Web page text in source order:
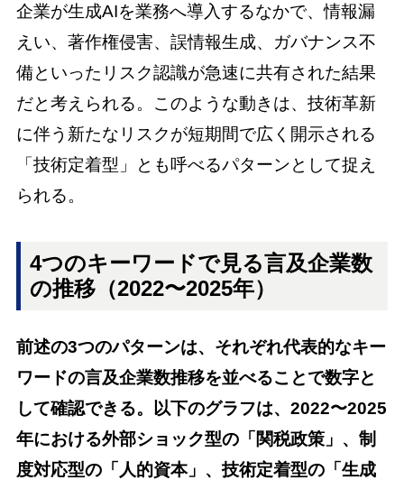
企業が生成AIを業務へ導入するなかで、情報漏
えい、著作権侵害、誤情報生成、ガバナンス不
備といったリスク認識が急速に共有された結果
だと考えられる。このような動きは、技術革新
に伴う新たなリスクが短期間で広く開示される
「技術定着型」とも呼べるパターンとして捉え
られる。
4つのキーワードで見る言及企業数
の推移（2022〜2025年）
前述の3つのパターンは、それぞれ代表的なキー
ワードの言及企業数推移を並べることで数字と
して確認できる。以下のグラフは、2022〜2025
年における外部ショック型の「関税政策」、制
度対応型の「人的資本」、技術定着型の「生成